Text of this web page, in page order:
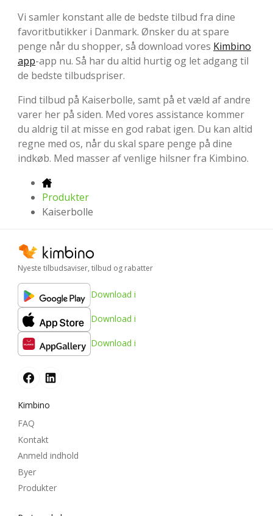
Vi samler konstant alle de bedste tilbud fra dine
favoritbutikker i Danmark. Ønsker du at spare
penge når du shopper, så download vores Kimbino
app-app nu. Så har du altid hurtig og let adgang til
de bedste tilbudspriser.
Find tilbud på Kaiserbolle, samt på et væld af andre
varer her på siden. Med vores assistance kommer
du aldrig til at misse en god rabat igen. Du kan altid
regne med os, når du skal spare penge på dine
indkøb. Med masser af venlige hilsner fra Kimbino.
Produkter
Kaiserbolle
Nyeste tilbudsaviser, tilbud og rabatter
Download i
Download i
Download i
Kimbino
FAQ
Kontakt
Anmeld indhold
Byer
Produkter